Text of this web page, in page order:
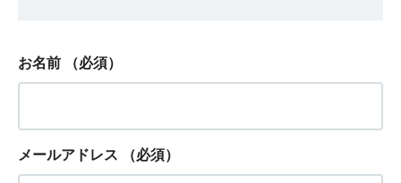
お名前 （必須）
メールアドレス （必須）